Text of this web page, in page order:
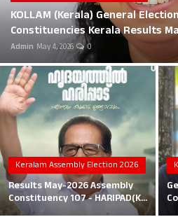
Education
Business
Local News
Earn Money
Tutorials
Malayalam
KOLLAM (Kerala) General
Constituencies Kerala Results
Admin May 4, 2026 0
Keralam Assembly Election 2026
Results May-2026 Assembly
Constituency 107 - HARIPAD(K...